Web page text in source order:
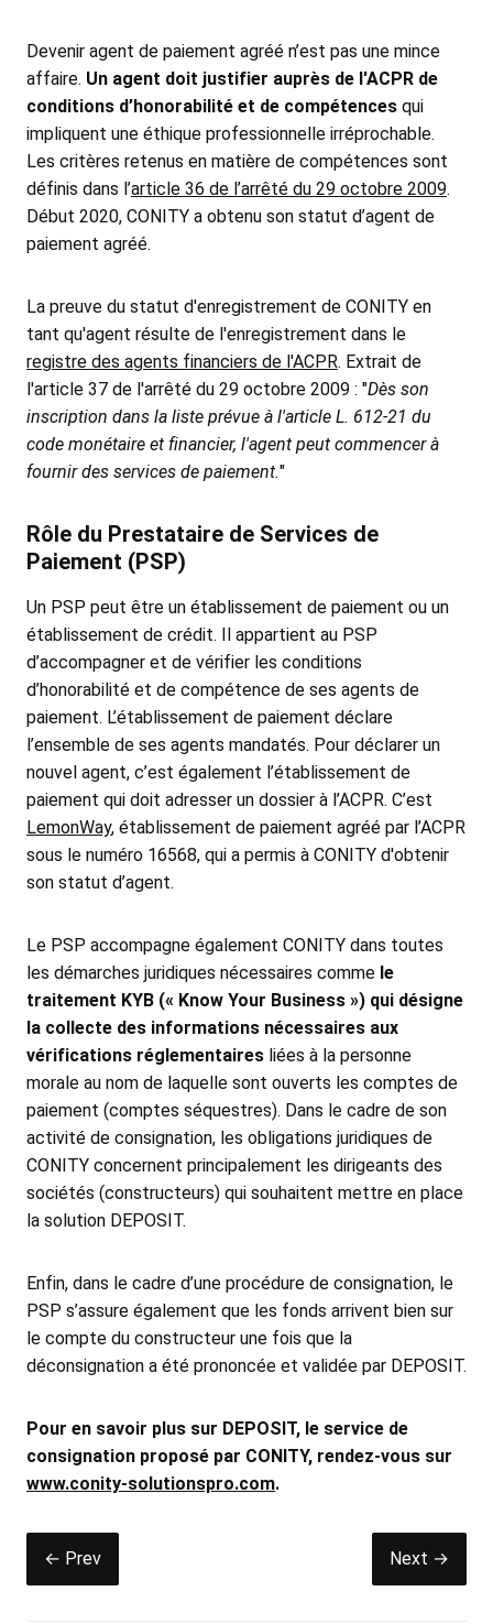
Devenir agent de paiement agréé n’est pas une mince
affaire. Un agent doit justifier auprès de l'ACPR de
conditions d’honorabilité et de compétences qui
impliquent une éthique professionnelle irréprochable.
Les critères retenus en matière de compétences sont
définis dans l’article 36 de l’arrêté du 29 octobre 2009.
Début 2020, CONITY a obtenu son statut d’agent de
paiement agréé.
La preuve du statut d'enregistrement de CONITY en
tant qu'agent résulte de l'enregistrement dans le
registre des agents financiers de l'ACPR. Extrait de
l'article 37 de l'arrêté du 29 octobre 2009 : "Dès son
inscription dans la liste prévue à l'article L. 612-21 du
code monétaire et financier, l'agent peut commencer à
fournir des services de paiement."
Rôle du Prestataire de Services de
Paiement (PSP)
Un PSP peut être un établissement de paiement ou un
établissement de crédit. Il appartient au PSP
d’accompagner et de vérifier les conditions
d’honorabilité et de compétence de ses agents de
paiement. L’établissement de paiement déclare
l’ensemble de ses agents mandatés. Pour déclarer un
nouvel agent, c’est également l’établissement de
paiement qui doit adresser un dossier à l’ACPR. C’est
LemonWay, établissement de paiement agréé par l’ACPR
sous le numéro 16568, qui a permis à CONITY d'obtenir
son statut d’agent.
Le PSP accompagne également CONITY dans toutes
les démarches juridiques nécessaires comme le
traitement KYB (« Know Your Business ») qui désigne
la collecte des informations nécessaires aux
vérifications réglementaires liées à la personne
morale au nom de laquelle sont ouverts les comptes de
paiement (comptes séquestres). Dans le cadre de son
activité de consignation, les obligations juridiques de
CONITY concernent principalement les dirigeants des
sociétés (constructeurs) qui souhaitent mettre en place
la solution DEPOSIT.
Enfin, dans le cadre d’une procédure de consignation, le
PSP s’assure également que les fonds arrivent bien sur
le compte du constructeur une fois que la
déconsignation a été prononcée et validée par DEPOSIT.
Pour en savoir plus sur DEPOSIT, le service de
consignation proposé par CONITY, rendez-vous sur
www.conity-solutionspro.com.
← Prev Next →